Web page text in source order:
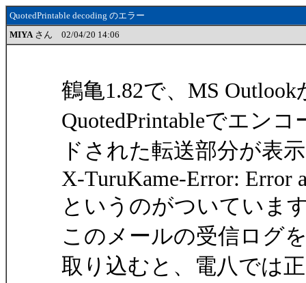
QuotedPrintable decoding のエラー
MIYAさん 02/04/20 14:06
鶴亀1.82で、MS
QuotedPrintableでエンコ
ドされた転送部分が表
X-TuruKame-Error: Error
というのがついていま
このメールの受信ログ
取り込むと、電八では